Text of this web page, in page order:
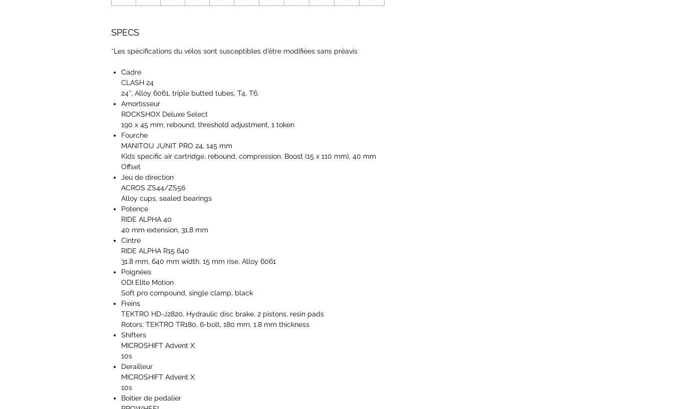
SPECS
*Les spécifications du vélos sont susceptibles d’être modifiées sans préavis
Cadre
CLASH 24
24'', Alloy 6061, triple butted tubes, T4, T6.
Amortisseur
ROCKSHOX Deluxe Select
190 x 45 mm, rebound, threshold adjustment, 1 token
Fourche
MANITOU JUNIT PRO 24, 145 mm
Kids specific air cartridge, rebound, compression. Boost (15 x 110 mm), 40 mm
Offset
Jeu de direction
ACROS ZS44/ZS56
Alloy cups, sealed bearings
Potence
RIDE ALPHA 40
40 mm extension, 31.8 mm
Cintre
RIDE ALPHA R15 640
31.8 mm, 640 mm width, 15 mm rise, Alloy 6061
Poignées
ODI Elite Motion
Soft pro compound, single clamp, black
Freins
TEKTRO HD-J2820, Hydraulic disc brake, 2 pistons, resin pads
Rotors: TEKTRO TR180, 6-bolt, 180 mm, 1.8 mm thickness
Shifters
MICROSHIFT Advent X
10s
Derailleur
MICROSHIFT Advent X
10s
Boitier de pedalier